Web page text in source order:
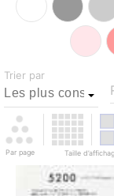
Trier par
Par page Taille